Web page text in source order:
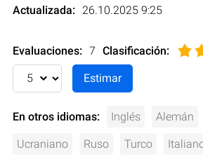
Actualizada: 26.10.2025 9:25
Evaluaciones: 7 Clasificación:
En otros idiomas: Inglés Alemán
Ucraniano Ruso Turco